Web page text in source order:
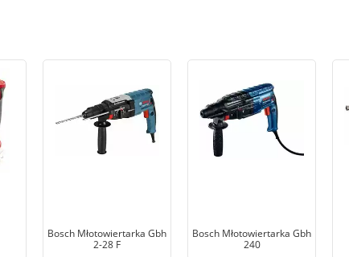
Bosch Młotowiertarka Gbh
2-28 F
Bosch Młotowiertarka Gbh
240